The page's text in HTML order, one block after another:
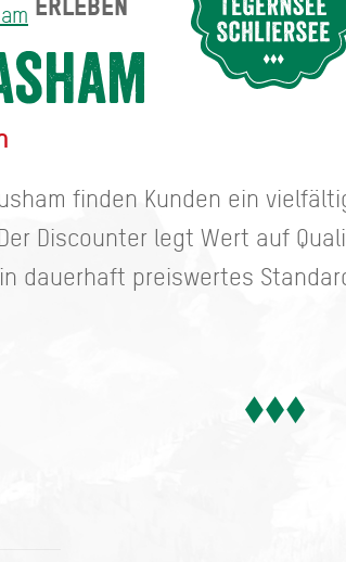
finden Kunden ein
Discounter legt Wert auf
dauerhaft preiswertes
ERLEBEN
Suche abschicken